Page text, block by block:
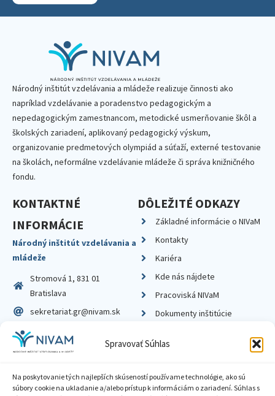
Spravovať Súhlas
Na poskytovanie tých najlepších skúseností používame technológie, ako sú
súbory cookie na ukladanie a/alebo prístup k informáciám o zariadení. Súhlas s
Národný inštitút vzdelávania a mládeže realizuje činnosti ako
napríklad vzdelávanie a poradenstvo pedagogickým a
nepedagogickým zamestnancom, metodické usmerňovanie škôl a
školských zariadení, aplikovaný pedagogický výskum,
organizovanie predmetových olympiád a súťaží, externé testovanie
na školách, neformálne vzdelávanie mládeže či správa knižničného
fondu.
KONTAKTNÉ
INFORMÁCIE
Národný inštitút vzdelávania a
mládeže
Stromová 1, 831 01
Bratislava
sekretariat.gr@nivam.sk
IČO: 00164348
DIČ: 2020798714
DÔLEŽITÉ ODKAZY
Základné informácie o NIVaM
Kontakty
Kariéra
Kde nás nájdete
Pracoviská NIVaM
Dokumenty inštitúcie